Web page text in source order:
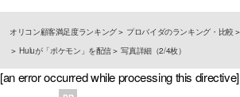
オリコン顧客満足度ランキング プロバイダのランキング・比較
Huluが「ポケモン」を配信
写真詳細（2/4枚）
[an error occurred while processing this directive]